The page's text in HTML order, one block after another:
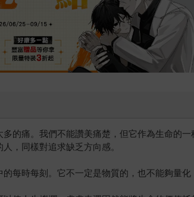
的痛。我們不能讚美痛楚，但它作為生命的
，同樣對追求缺乏方向感。
每時每刻。它不一定是物質的，也不能夠量